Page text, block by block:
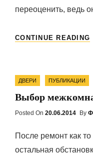
переоценить, ведь
CONTINUE READING
Categories
ДВЕРИ ПУБЛИКАЦИИ
Выбор
Posted On Posted
20.06.2014 By
После ремонт как то
остальная